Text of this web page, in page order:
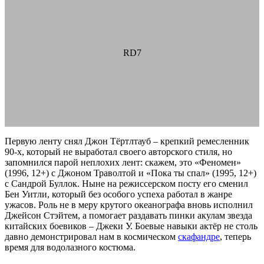
RD7
Первую ленту снял Джон Тёртлтауб – крепкий ремесленник
90-х, который не выработал своего авторского стиля, но
запомнился парой неплохих лент: скажем, это «Феномен»
(1996, 12+) с Джоном Траволтой и «Пока ты спал» (1995, 12+)
с Сандрой Буллок. Ныне на режиссерском посту его сменил
Бен Уитли, который без особого успеха работал в жанре
ужасов. Роль не в меру крутого океанографа вновь исполнил
Джейсон Стэйтем, а помогает раздавать пинки акулам звезда
китайских боевиков – Джеки У. Боевые навыки актёр не столь
давно демонстрировал нам в космическом скафандре, теперь
время для водолазного костюма.